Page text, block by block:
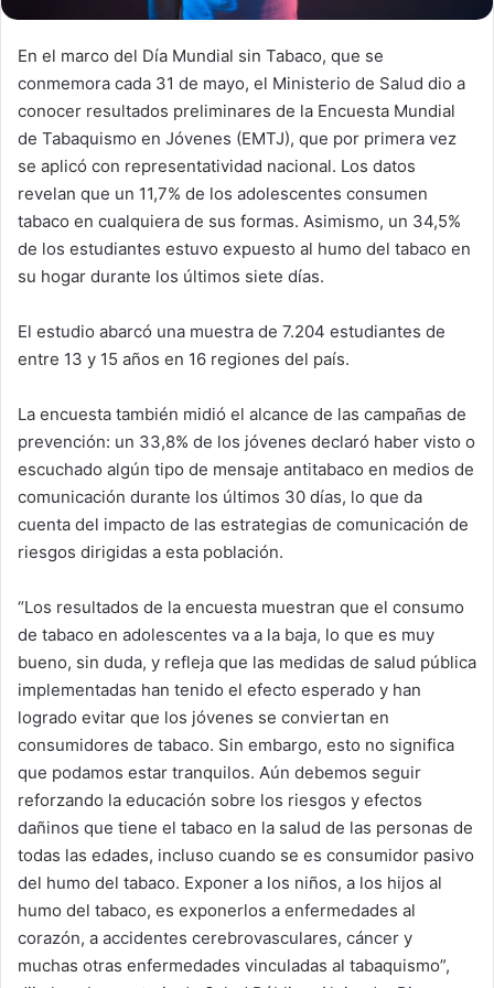
En el marco del Día Mundial sin Tabaco, que se
conmemora cada 31 de mayo, el Ministerio de Salud dio a
conocer resultados preliminares de la Encuesta Mundial
de Tabaquismo en Jóvenes (EMTJ), que por primera vez
se aplicó con representatividad nacional. Los datos
revelan que un 11,7% de los adolescentes consumen
tabaco en cualquiera de sus formas. Asimismo, un 34,5%
de los estudiantes estuvo expuesto al humo del tabaco en
su hogar durante los últimos siete días.
El estudio abarcó una muestra de 7.204 estudiantes de
entre 13 y 15 años en 16 regiones del país.
La encuesta también midió el alcance de las campañas de
prevención: un 33,8% de los jóvenes declaró haber visto o
escuchado algún tipo de mensaje antitabaco en medios de
comunicación durante los últimos 30 días, lo que da
cuenta del impacto de las estrategias de comunicación de
riesgos dirigidas a esta población.
“Los resultados de la encuesta muestran que el consumo
de tabaco en adolescentes va a la baja, lo que es muy
bueno, sin duda, y refleja que las medidas de salud pública
implementadas han tenido el efecto esperado y han
logrado evitar que los jóvenes se conviertan en
consumidores de tabaco. Sin embargo, esto no significa
que podamos estar tranquilos. Aún debemos seguir
reforzando la educación sobre los riesgos y efectos
dañinos que tiene el tabaco en la salud de las personas de
todas las edades, incluso cuando se es consumidor pasivo
del humo del tabaco. Exponer a los niños, a los hijos al
humo del tabaco, es exponerlos a enfermedades al
corazón, a accidentes cerebrovasculares, cáncer y
muchas otras enfermedades vinculadas al tabaquismo”,